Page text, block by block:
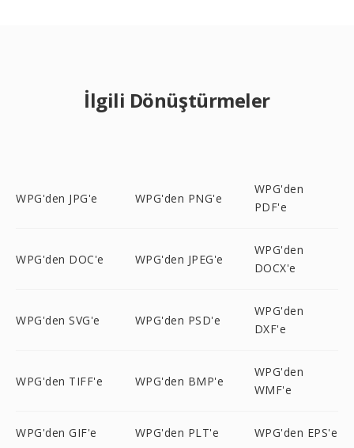
İlgili Dönüştürmeler
WPG'den JPG'e WPG'den PNG'e
WPG'den
PDF'e
WPG'den DOC'e WPG'den JPEG'e
WPG'den
DOCX'e
WPG'den SVG'e WPG'den PSD'e
WPG'den
DXF'e
WPG'den TIFF'e WPG'den BMP'e
WPG'den
WMF'e
WPG'den GIF'e WPG'den PLT'e WPG'den EPS'e